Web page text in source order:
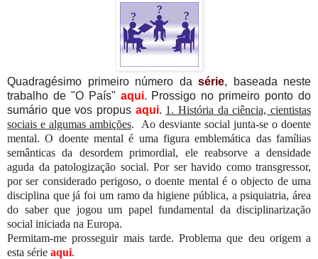
Quadragésimo primeiro número da série, baseada neste
trabalho de "O País" aqui. Prossigo no primeiro ponto do
sumário que vos propus aqui. 1. História da ciência, cientistas
sociais e algumas ambições.
Ao desviante social junta-se o doente
mental. O doente mental é uma figura emblemática das famílias
semânticas da desordem primordial, ele reabsorve a densidade
aguda da patologização social. Por ser havido como transgressor,
por ser considerado perigoso, o doente mental é o objecto de uma
disciplina que já foi um ramo da higiene pública, a psiquiatria, área
do saber que jogou um papel fundamental da disciplinarização
social iniciada na Europa.
Permitam-me prosseguir mais tarde. Problema que deu origem a
esta série aqui.